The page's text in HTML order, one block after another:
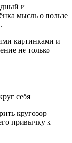
и
мысль о пользе
картинками и
не только
себя
кругозор
привычку к